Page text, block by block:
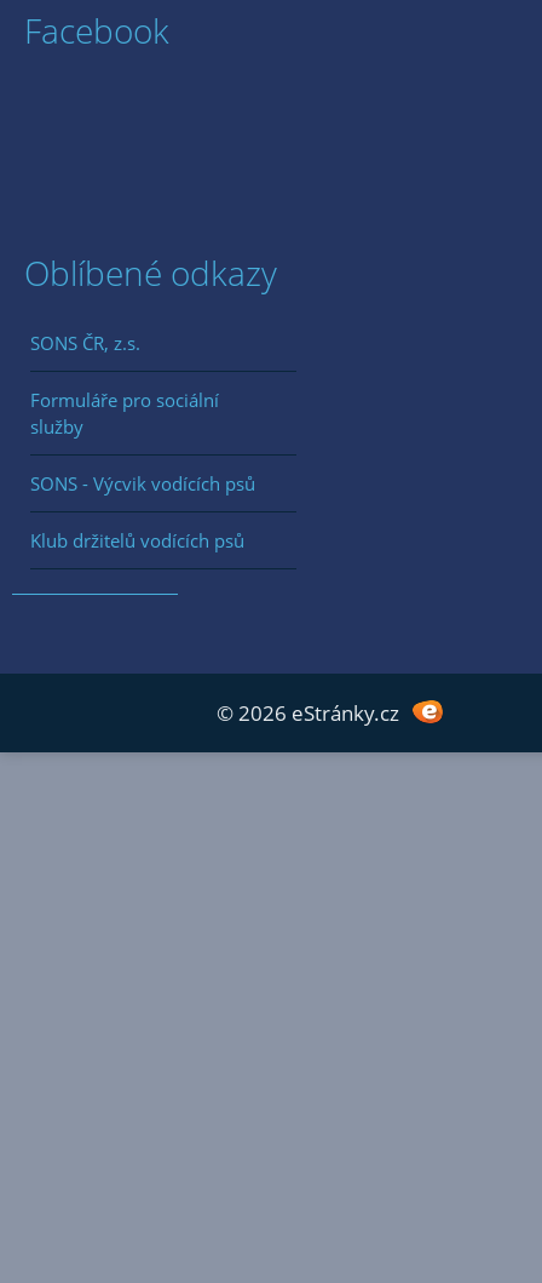
Facebook
Oblíbené odkazy
SONS ČR, z.s.
Formuláře pro sociální
služby
SONS - Výcvik vodících psů
Klub držitelů vodících psů
© 2026 eStránky.cz